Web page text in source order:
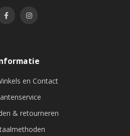
en Contact
& retourneren